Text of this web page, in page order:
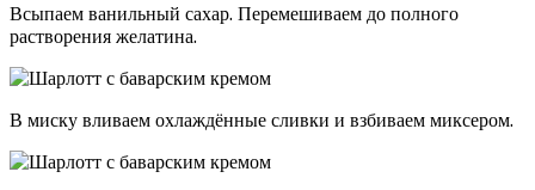
Всыпаем ванильный сахар. Перемешиваем до полного
растворения желатина.
В миску вливаем охлаждённые сливки и взбиваем миксером.